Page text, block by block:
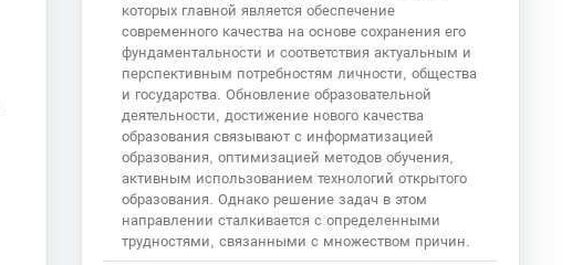
которых главной является обеспечение
современного качества на основе сохранения его
фундаментальности и соответствия актуальным и
перспективным потребностям личности, общества
и государства. Обновление образовательной
деятельности, достижение нового качества
образования связывают с информатизацией
образования, оптимизацией методов обучения,
активным использованием технологий открытого
образования. Однако решение задач в этом
направлении сталкивается с определенными
трудностями, связанными с множеством причин.